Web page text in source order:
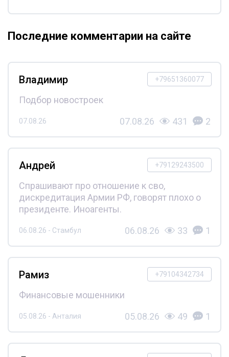
Последние комментарии на сайте
+79651360077
Владимир
Подбор новостроек
07.08.26 07.08.26 431 2
+79129243500
Андрей
Спрашивают про отношение к сво,
дискредитация Армии РФ, говорят плохо о
президенте. Иноагенты.
06.08.26 - Стамбул 06.08.26 33 1
+79104342734
Рамиз
Финансовые мошенники
05.08.26 - Анталия 05.08.26 49 1